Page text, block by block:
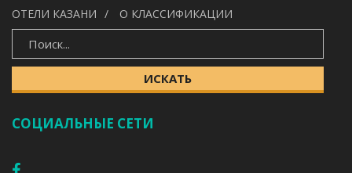
ИСКАТЬ
ОТЕЛИ КАЗАНИ
О КЛАССИФИКАЦИИ
ИСКАТЬ
СОЦИАЛЬНЫЕ СЕТИ